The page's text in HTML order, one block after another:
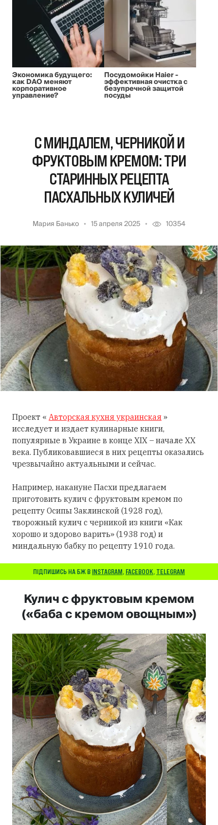
Экономика будущего:
как DAO меняют
корпоративное
управление?
Посудомойки Haier -
эффективная очистка с
безупречной защитой
посуды
С МИНДАЛЕМ, ЧЕРНИКОЙ И
ФРУКТОВЫМ КРЕМОМ: ТРИ
СТАРИННЫХ РЕЦЕПТА
ПАСХАЛЬНЫХ КУЛИЧЕЙ
Мария Банько 15 апреля 2025 10354
Проект « Авторская кухня украинская »
исследует и издает кулинарные книги,
популярные в Украине в конце XIX – начале XX
века. Публиковавшиеся в них рецепты оказались
чрезвычайно актуальными и сейчас.
Например, накануне Пасхи предлагаем
приготовить кулич с фруктовым кремом по
рецепту Осипы Заклинской (1928 год),
творожный кулич с черникой из книги «Как
хорошо и здорово варить» (1938 год) и
миндальную бабку по рецепту 1910 года.
ПІДПИШИСЬ НА БЖ В INSTAGRAM, FACEBOOK, TELEGRAM
Кулич с фруктовым кремом
(«баба с кремом овощным»)